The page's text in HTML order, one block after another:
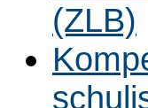
(ZLB)